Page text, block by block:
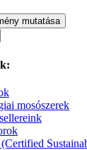
mutatása
mosószerek